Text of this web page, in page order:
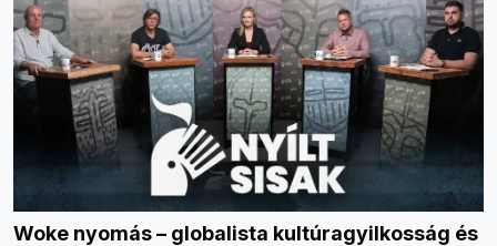
Woke nyomás – globalista kultúragyilkosság és